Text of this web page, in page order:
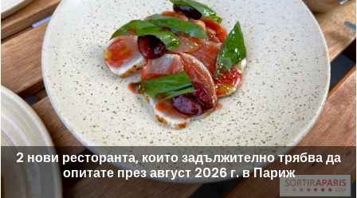
2 нови ресторанта, които задължително трябва да
опитате през август 2026 г. в Париж